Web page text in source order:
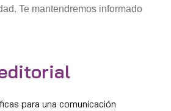
Te mantendremos informado
para una comunicación